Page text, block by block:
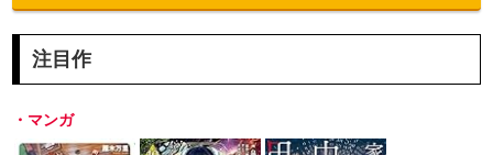
注目作
・マンガ